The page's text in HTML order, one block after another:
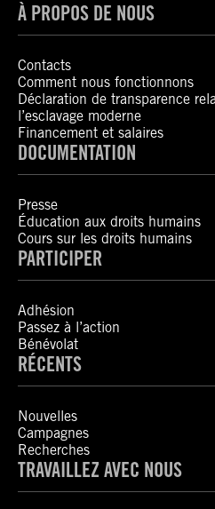
À PROPOS DE NOUS
Contacts
Comment nous fonctionnons
Déclaration de transparence
l’esclavage moderne
Financement et salaires
DOCUMENTATION
Presse
Éducation aux droits humains
Cours sur les droits humains
PARTICIPER
Adhésion
Passez à l’action
Bénévolat
RÉCENTS
Nouvelles
Campagnes
Recherches
TRAVAILLEZ AVEC NOUS